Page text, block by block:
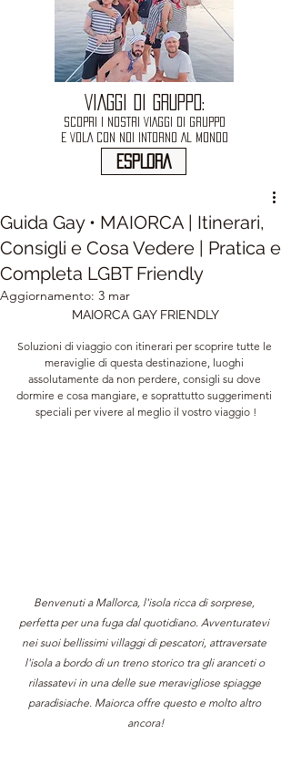
VIAGGI DI GRUPPO:
SCOPRI I NOSTRI VIAGGI DI GRUPPO
E VOLA CON NOI INTORNO AL MONDO
ESPLORA
Guida Gay • MAIORCA | Itinerari,
Consigli e Cosa Vedere | Pratica e
Completa LGBT Friendly
Aggiornamento: 3 mar
MAIORCA GAY FRIENDLY
Soluzioni di viaggio con itinerari per scoprire tutte le
meraviglie di questa destinazione, luoghi
assolutamente da non perdere, consigli su dove
dormire e cosa mangiare, e soprattutto suggerimenti
speciali per vivere al meglio il vostro viaggio !
Benvenuti a Mallorca, l'isola ricca di sorprese,
perfetta per una fuga dal quotidiano. Avventuratevi
nei suoi bellissimi villaggi di pescatori, attraversate
l'isola a bordo di un treno storico tra gli aranceti o
rilassatevi in una delle sue meravigliose spiagge
paradisiache. Maiorca offre questo e molto altro
ancora!